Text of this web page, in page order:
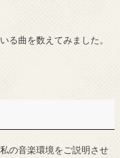
る曲を数えてみました。
の音楽環境をご説明させ